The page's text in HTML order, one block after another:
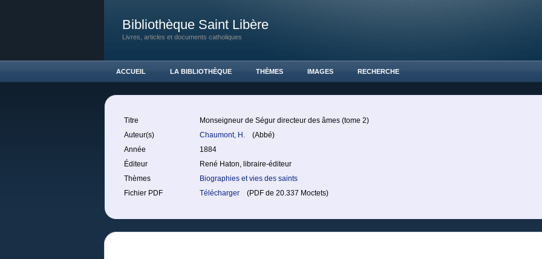
Bibliothèque Saint Libère
Livres, articles et documents catholiques
ACCUEIL LA BIBLIOTHÈQUE THÈMES IMAGES RECHERCHE
Titre
Monseigneur de Ségur directeur des âmes (tome 2)
Auteur(s)
Chaumont, H.
(Abbé)
Année
1884
Éditeur
René Haton, libraire-éditeur
Thèmes
Biographies et vies des saints
Fichier PDF
Télécharger (PDF de 20.337 Moctets)